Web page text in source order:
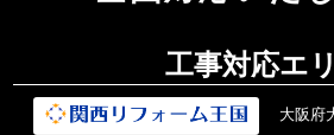
工事対応エ
大阪府